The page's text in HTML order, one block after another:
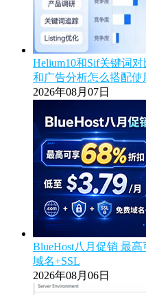
Helium10和Sif关键词
和广告分析怎么搭配使
2026年08月07日
BlueHost八月促销 最
域名+SSL
2026年08月06日